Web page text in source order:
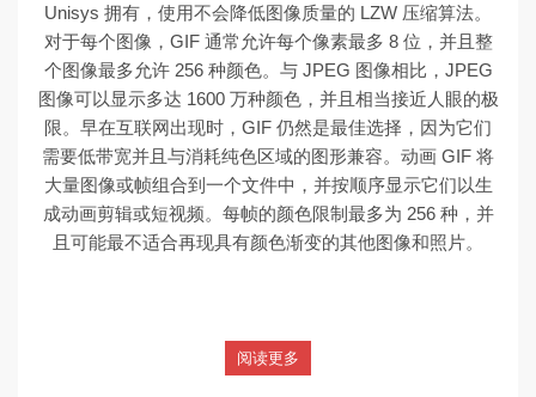
Unisys 拥有，使用不会降低图像质量的 LZW 压缩算法。
对于每个图像，GIF 通常允许每个像素最多 8 位，并且整
个图像最多允许 256 种颜色。与 JPEG 图像相比，JPEG
图像可以显示多达 1600 万种颜色，并且相当接近人眼的极
限。早在互联网出现时，GIF 仍然是最佳选择，因为它们
需要低带宽并且与消耗纯色区域的图形兼容。动画 GIF 将
大量图像或帧组合到一个文件中，并按顺序显示它们以生
成动画剪辑或短视频。每帧的颜色限制最多为 256 种，并
且可能最不适合再现具有颜色渐变的其他图像和照片。
阅读更多